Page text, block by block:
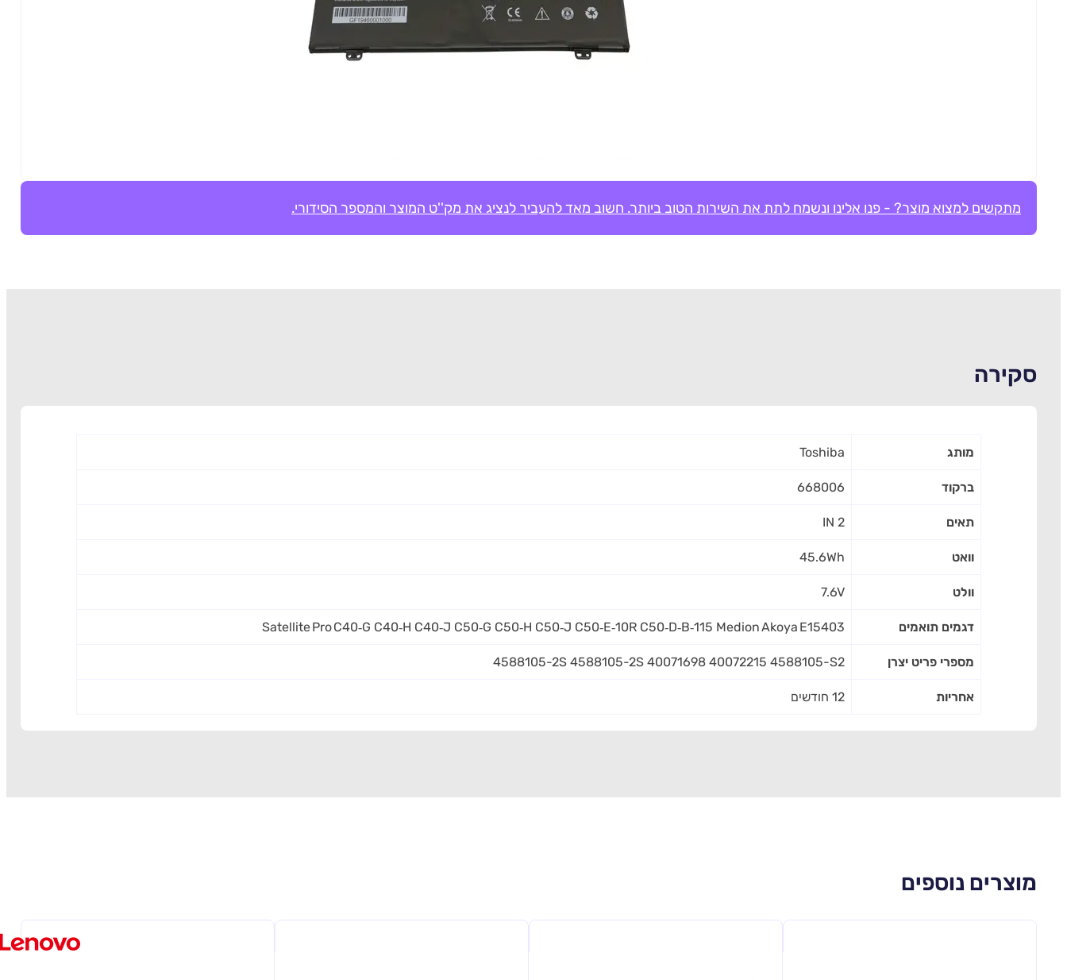
מתקשים למצוא מוצר? - פנו אלינו ונשמח לתת את השירות הטוב ביותר. חשוב מאד להעביר לנציג את מק''ט המוצר והמספר הסידורי.
סקירה
מותג Toshiba
ברקוד 668006
תאים 2 IN
וואט 45.6Wh
וולט 7.6V
דגמים תואמים Satellite Pro C40‑G C40‑H C40‑J C50‑G C50‑H C50‑J C50‑E‑10R C50‑D‑B‑115 Medion Akoya E15403
מספרי פריט יצרן 4588105-2S 4588105-2S 40071698 40072215 4588105-S2
אחריות 12 חודשים
מוצרים נוספים